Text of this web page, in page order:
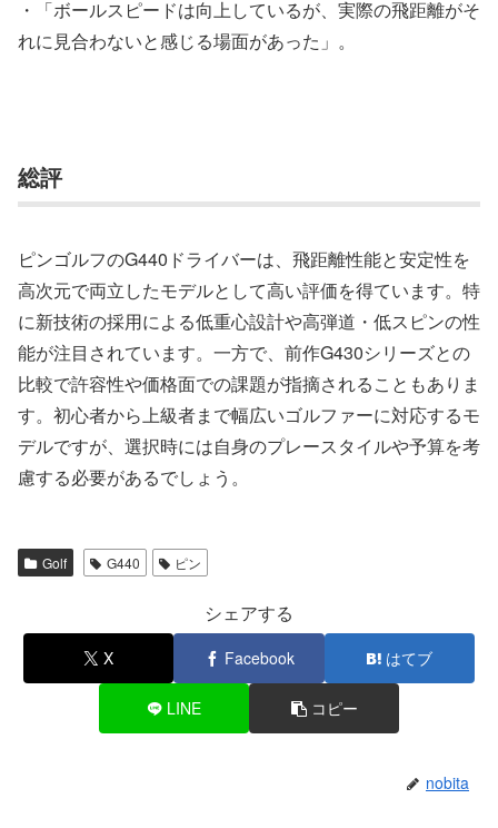
・「ボールスピードは向上しているが、実際の飛距離がそ
れに見合わないと感じる場面があった」。
総評
ピンゴルフのG440ドライバーは、飛距離性能と安定性を
高次元で両立したモデルとして高い評価を得ています。特
に新技術の採用による低重心設計や高弾道・低スピンの性
能が注目されています。一方で、前作G430シリーズとの
比較で許容性や価格面での課題が指摘されることもありま
す。初心者から上級者まで幅広いゴルファーに対応するモ
デルですが、選択時には自身のプレースタイルや予算を考
慮する必要があるでしょう。
Golf G440 ピン
シェアする
X Facebook はてブ
LINE コピー
nobita